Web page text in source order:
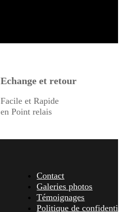
Echange et retour
Facile et Rapide
en Point relais
Contact
Galeries photos
Témoignages
Politique de